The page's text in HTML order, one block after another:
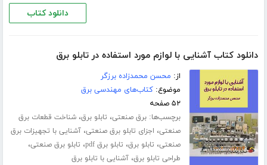
دانلود کتاب
دانلود کتاب آشنایی با لوازم مورد استفاده در تابلو برق
از: محسن محمدزاده برزگر
موضوع:کتاب‌های مهندسی برق
۵۲ صفحه
برچسب‌ها:برق صنعتی، تابلو برق،شناخت قطعات برق
صنعتی، اجزای تابلو برق صنعتی،آشنایی با تجهیزات برق
صنعتی، تابلو برق، تابلو برق pdf ، تابلو برق صنعتی،
طراحی تابلو برق،آشنایی با تابلو برق